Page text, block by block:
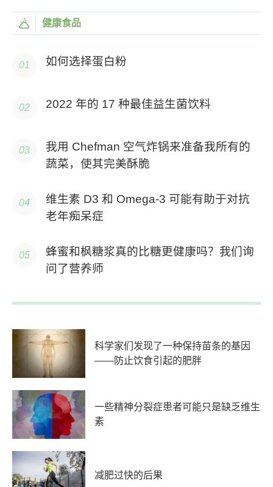
健康食品
如何选择蛋白粉
2022 年的 17 种最佳益生菌饮料
我用 Chefman 空气炸锅来准备我所有的
蔬菜，使其完美酥脆
维生素 D3 和 Omega-3 可能有助于对抗
老年痴呆症
蜂蜜和枫糖浆真的比糖更健康吗？我们询
问了营养师
科学家们发现了一种保持苗条的基因
——防止饮食引起的肥胖
一些精神分裂症患者可能只是缺乏维生
素
减肥过快的后果